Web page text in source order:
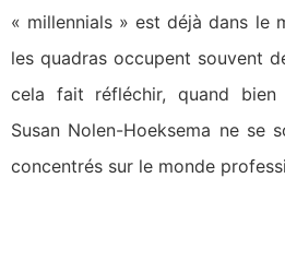
« millennials » est déjà dans le
les quadras occupent souvent
cela fait réfléchir, quand
Susan Nolen-Hoeksema ne se
concentrés sur le monde